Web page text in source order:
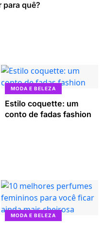
para quê?
MODA E BELEZA
Estilo coquette: um
conto de fadas fashion
MODA E BELEZA